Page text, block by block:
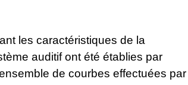
les caractéristiques de la
auditif ont été établies par
de courbes effectuées par